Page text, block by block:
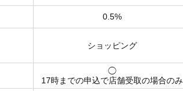
0.5%
ショッピング
◯
17時までの申込で店舗受取の場合のみ